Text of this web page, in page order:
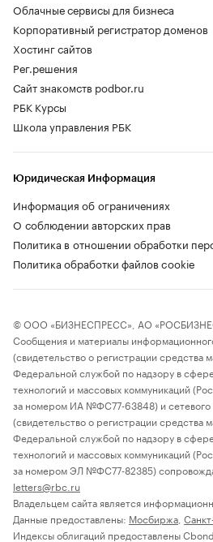
Облачные сервисы для бизнеса
Корпоративный регистратор доменов
Хостинг сайтов
Рег.решения
Сайт знакомств podbor.ru
РБК Курсы
Школа управления РБК
Юридическая Информация
Информация об ограничениях
О соблюдении авторских прав
Политика в отношении обработки
Политика обработки файлов cookie
© ООО «БИЗНЕСПРЕСС», АО
Сообщения и материалы
(свидетельство о регистрации средства
Федеральной службой по надзору в
технологий и массовых коммуникаций
за номером ИА №ФС77-63848) и сетевого
(свидетельство о регистрации средства
Федеральной службой по надзору в
технологий и массовых коммуникаций
за номером ЭЛ №ФС77-82385)
letters@rbc.ru
Владельцем сайта является
Данные предоставлены: Мосбиржа
Индексы облигаций предоставлены